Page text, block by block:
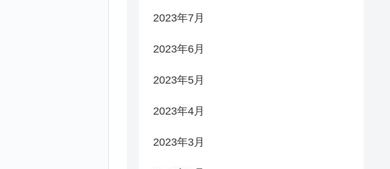
2023年7月
2023年6月
2023年5月
2023年4月
2023年3月